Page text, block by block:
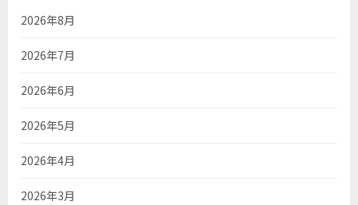
2026年8月
2026年7月
2026年6月
2026年5月
2026年4月
2026年3月